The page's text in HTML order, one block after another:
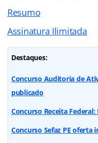
Resumo
Assinatura Ilimitada
Destaques:
Concurso Auditoria de
publicado
Concurso Receita
Concurso Sefaz PE oferta